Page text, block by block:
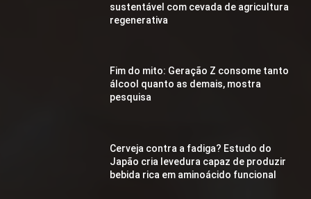
sustentável com cevada de agricultura
regenerativa
Fim do mito: Geração Z consome tanto
álcool quanto as demais, mostra
pesquisa
Cerveja contra a fadiga? Estudo do
Japão cria levedura capaz de produzir
bebida rica em aminoácido funcional